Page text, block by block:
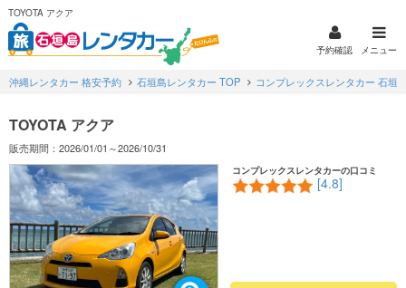
TOYOTA アクア
予約確認 メニュー
沖縄レンタカー 格安予約 石垣島レンタカー TOP コンプレックスレンタカー 石垣
TOYOTA アクア
販売期間：2026/01/01～2026/10/31
コンプレックスレンタカーの口コミ
[4.8]